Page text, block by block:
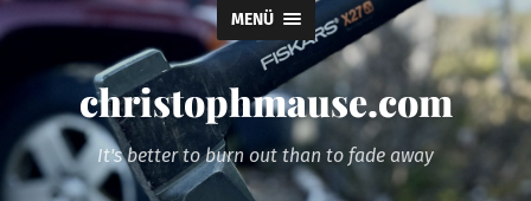
MENÜ
christophmause.com
It's better to burn out than to fade away